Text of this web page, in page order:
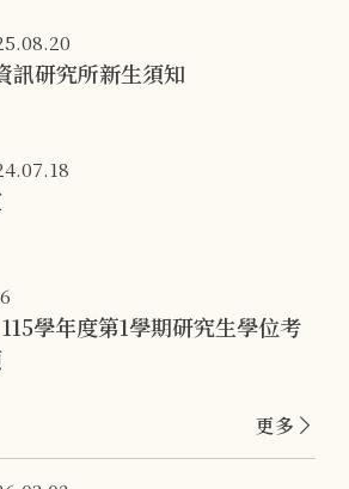
訊研究所新生須知
115學年度第1學期研究生學位考
更多